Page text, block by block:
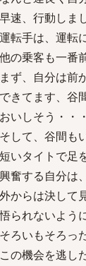
早速、行動しま
運転手は、運転
他の乗客も一番
まず、自分は前
できてます、谷
おいしそう・・・
そして、谷間も
短いタイトで足
興奮する自分は
外からは決して
悟られないよう
そろいもそろっ
この機会を逃し